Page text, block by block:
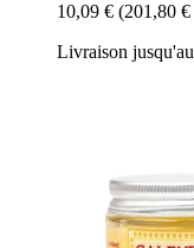
10,09 € (201,80
Livraison